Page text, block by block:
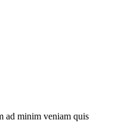
ad minim veniam quis